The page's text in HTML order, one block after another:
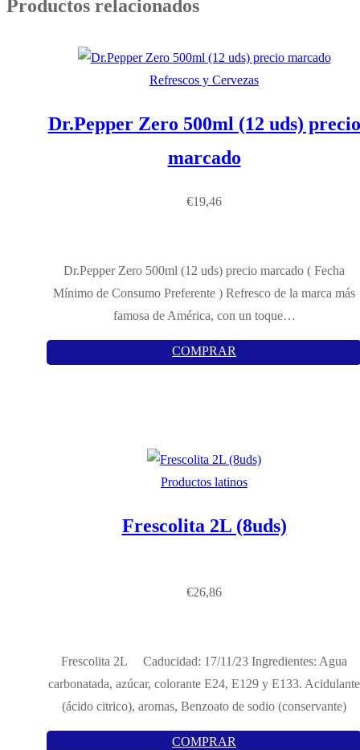
Productos relacionados
Refrescos y Cervezas
Dr.Pepper Zero 500ml (12 uds) precio
marcado
€19,46
Dr.Pepper Zero 500ml (12 uds) precio marcado ( Fecha
Mínimo de Consumo Preferente ) Refresco de la marca más
famosa de América, con un toque…
COMPRAR
Productos latinos
Frescolita 2L (8uds)
€26,86
Frescolita 2L Caducidad: 17/11/23 Ingredientes: Agua
carbonatada, azúcar, colorante E24, E129 y E133. Acidulante
(ácido citrico), aromas, Benzoato de sodio (conservante)
COMPRAR